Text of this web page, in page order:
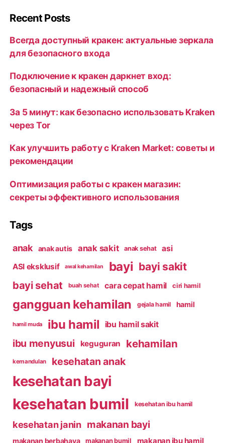
Recent Posts
Всегда доступный кракен: актуальные зеркала
для безопасного входа
Подключение к кракен даркнет вход:
безопасный и надежный способ
За 5 минут: как безопасно использовать Kraken
через Tor
Как улучшить работу с Kraken Market: советы и
рекомендации
Оптимизация работы с кракен магазин:
секреты эффективного использования
Tags
anak anak autis anak sakit anak sehat
asi
ASI eksklusif
awal kehamilan bayi bayi sakit
bayi sehat buah sehat cara cepat hamil ciri hamil
gangguan kehamilan gejala hamil hamil
hamil muda ibu hamil ibu hamil sakit
ibu menyusui keguguran kehamilan
kemandulan kesehatan anak
kesehatan bayi
kesehatan bumil kesehatan ibu hamil
kesehatan janin makanan bayi
makanan berbahaya makanan bumil makanan ibu hamil